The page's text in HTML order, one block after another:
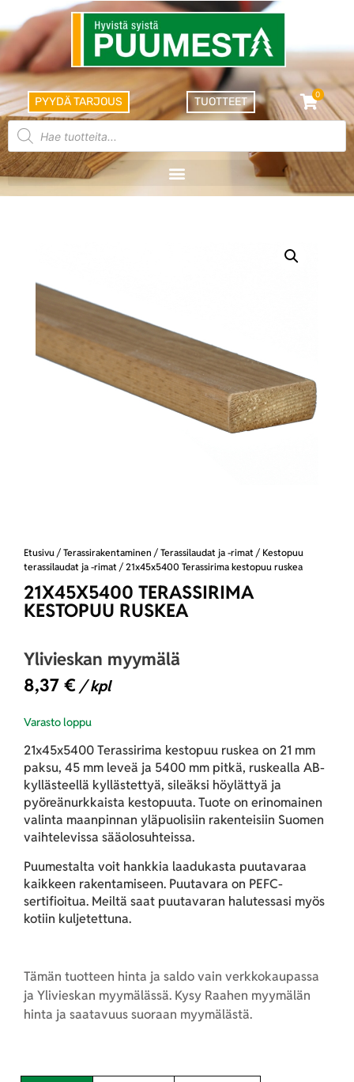
PYYDÄ TARJOUS TUOTTEET
0
Etusivu / Terassirakentaminen / Terassilaudat ja -rimat / Kestopuu
terassilaudat ja -rimat / 21x45x5400 Terassirima kestopuu ruskea
21X45X5400 TERASSIRIMA
KESTOPUU RUSKEA
Ylivieskan myymälä
8,37 € / kpl
Varasto loppu
21x45x5400 Terassirima kestopuu ruskea on 21 mm
paksu, 45 mm leveä ja 5400 mm pitkä, ruskealla AB-
kyllästeellä kyllästettyä, sileäksi höylättyä ja
pyöreänurkkaista kestopuuta. Tuote on erinomainen
valinta maanpinnan yläpuolisiin rakenteisiin Suomen
vaihtelevissa sääolosuhteissa.
Puumestalta voit hankkia laadukasta puutavaraa
kaikkeen rakentamiseen. Puutavara on PEFC-
sertifioitua. Meiltä saat puutavaran halutessasi myös
kotiin kuljetettuna.
Tämän tuotteen hinta ja saldo vain verkkokaupassa
ja Ylivieskan myymälässä. Kysy Raahen myymälän
hinta ja saatavuus suoraan myymälästä.